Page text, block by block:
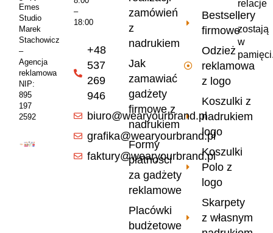
relacje
i
zostają
w
Bestsellery
firmowe
Odzież
reklamowa
z logo
Koszulki z
nadrukiem
logo
Koszulki
Polo z
logo
Skarpety
z własnym
zamówień
z
nadrukiem
Jak
zamawiać
gadżety
firmowe z
nadrukiem
Formy
płatności
za gadżety
reklamowe
Placówki
budżetowe
–
18:00
+48
537
269
946
biuro@wearyourbrand.pl
grafika@wearyourbrand.pl
faktury@wearyourbrand.pl
Emes
Studio
Marek
Stachowicz
–
Agencja
reklamowa
NIP:
895
197
2592